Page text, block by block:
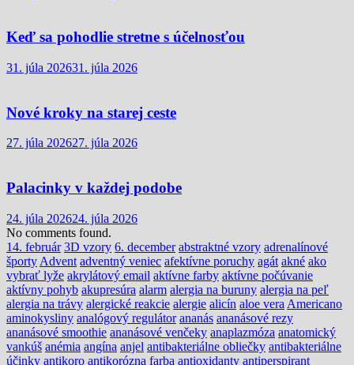
Keď sa pohodlie stretne s účelnosťou
31. júla 202631. júla 2026
Nové kroky na starej ceste
27. júla 202627. júla 2026
Palacinky v každej podobe
24. júla 202624. júla 2026
No comments found.
14. február 3D vzory 6. december abstraktné vzory adrenalínové
športy Advent adventný veniec afektívne poruchy agát akné ako
vybrať lyže akrylátový email aktívne farby aktívne počúvanie
aktívny pohyb akupresúra alarm alergia na buruny alergia na peľ
alergia na trávy alergické reakcie alergie alicín aloe vera Americano
aminokysliny analógový regulátor ananás ananásové rezy
ananásové smoothie ananásové venčeky anaplazmóza anatomický
vankúš anémia angína anjel antibakteriálne obliečky antibakteriálne
účinky antikoro antikorózna farba antioxidanty antiperspirant